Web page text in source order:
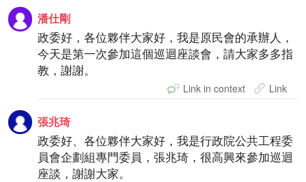
潘仕剛
政委好，各位夥伴大家好，我是原民會的承辦人，
今天是第一次參加這個巡迴座談會，請大家多多指
教，謝謝。
Link in context Link
張兆琦
政委好、各位夥伴大家好，我是行政院公共工程委
員會企劃組專門委員，張兆琦，很高興來參加巡迴
座談，謝謝大家。